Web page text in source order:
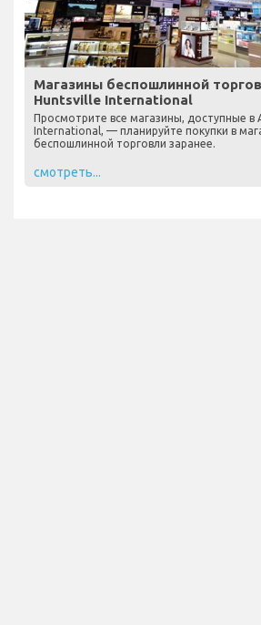
Магазины беспошлинной
Huntsville International
Просмотрите все магазины, доступные в
International, — планируйте покупки в
беспошлинной торговли заранее.
смотреть...